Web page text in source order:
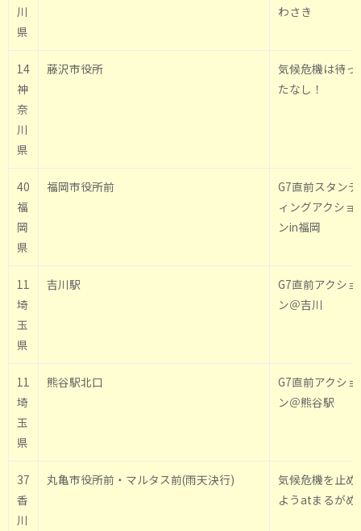
川
県
わさき
14
神
奈
川
県
藤沢市役所
気候危機は待っ
たなし！
40
福
岡
県
福岡市役所前
G7直前スタンデ
ィングアクショ
ンin福岡
11
埼
玉
県
吉川駅
G7直前アクショ
ン＠吉川
11
埼
玉
県
熊谷駅北口
G7直前アクショ
ン＠熊谷駅
37
香
川
丸亀市役所前・マルタス前(雨天決行)
気候危機を止め
ようatまるがめ